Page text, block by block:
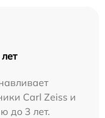
Carl Zeiss и
до 3 лет.